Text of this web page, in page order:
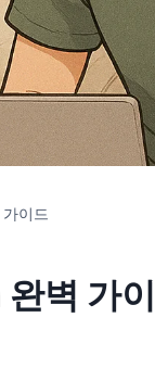
이드
벽 가